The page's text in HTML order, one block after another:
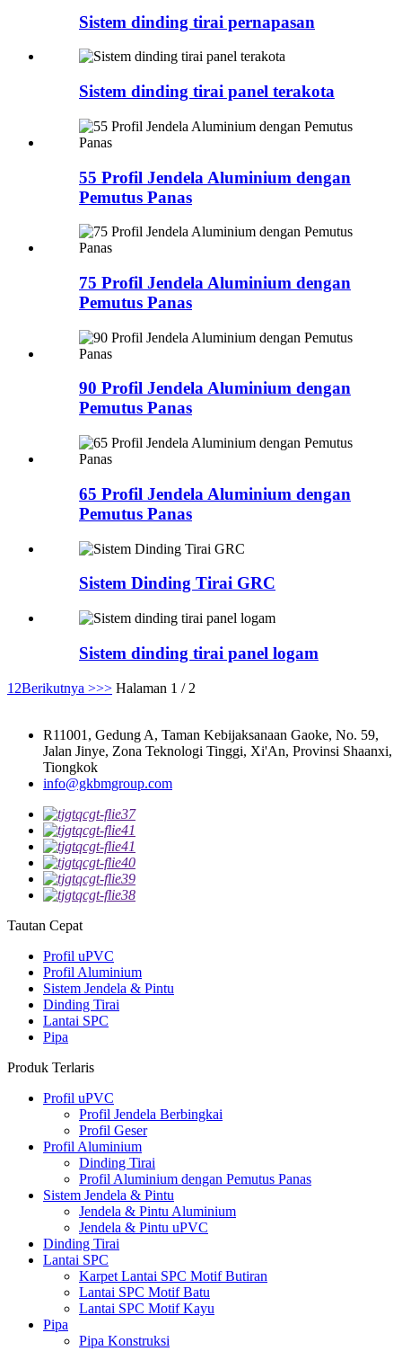
Sistem dinding tirai pernapasan
Sistem dinding tirai panel terakota
55 Profil Jendela Aluminium dengan
Pemutus Panas
75 Profil Jendela Aluminium dengan
Pemutus Panas
90 Profil Jendela Aluminium dengan
Pemutus Panas
65 Profil Jendela Aluminium dengan
Pemutus Panas
Sistem Dinding Tirai GRC
Sistem dinding tirai panel logam
1 2Berikutnya >>> Halaman 1 / 2
R11001, Gedung A, Taman Kebijaksanaan Gaoke, No. 59,
Jalan Jinye, Zona Teknologi Tinggi, Xi'An, Provinsi Shaanxi,
Tiongkok
info@gkbmgroup.com
Tautan Cepat
Profil uPVC
Profil Aluminium
Sistem Jendela & Pintu
Dinding Tirai
Lantai SPC
Pipa
Produk Terlaris
Profil uPVC
Profil Jendela Berbingkai
Profil Geser
Profil Aluminium
Dinding Tirai
Profil Aluminium dengan Pemutus Panas
Sistem Jendela & Pintu
Jendela & Pintu Aluminium
Jendela & Pintu uPVC
Dinding Tirai
Lantai SPC
Karpet Lantai SPC Motif Butiran
Lantai SPC Motif Batu
Lantai SPC Motif Kayu
Pipa
Pipa Konstruksi